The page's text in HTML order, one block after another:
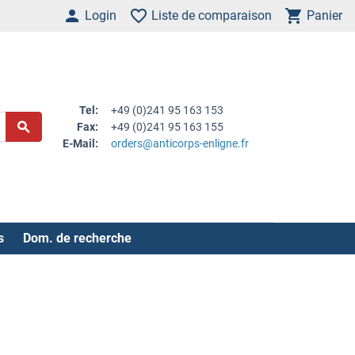
Login Liste de comparaison Panier
Tel:
+49 (0)241 95 163 153
Fax:
+49 (0)241 95 163 155
E-Mail:
orders@anticorps-enligne.fr
Dom. de recherche